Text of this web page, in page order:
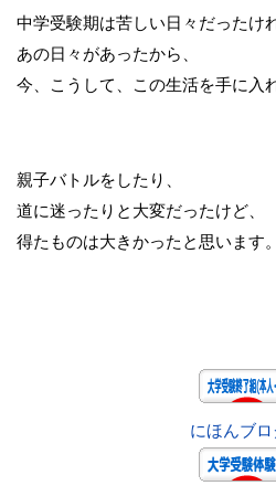
中学受験期は苦しい日々だったけ
あの日々があったから、
今、こうして、この生活を手に入
親子バトルをしたり、
道に迷ったりと大変だったけど、
得たものは大きかったと思います。
にほんブ